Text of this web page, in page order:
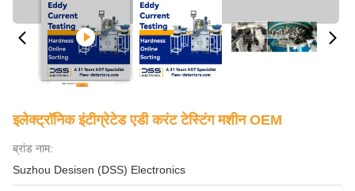
इलेक्ट्रॉनिक इंटीग्रेटेड एडी करंट टेस्टिंग मशीन OEM
ब्रांड नाम:
Suzhou Desisen (DSS) Electronics